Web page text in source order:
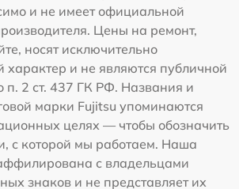
и не имеет официальной
Цены на ремонт,
носят исключительно
характер и не являются публичной
п. 2 ст. 437 ГК РФ. Названия и
марки Fujitsu упоминаются
целях — чтобы обозначить
с которой мы работаем. Наша
с владельцами
знаков и не представляет их